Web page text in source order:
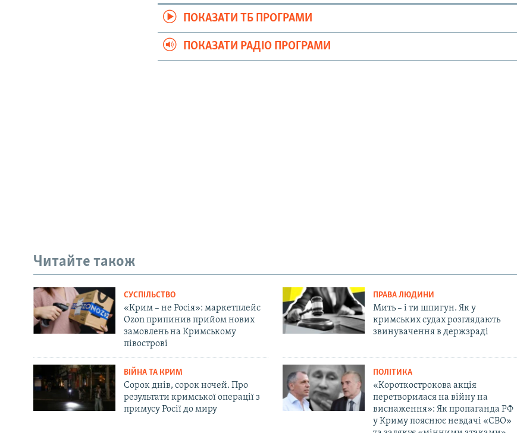
ПОКАЗАТИ ТБ ПРОГРАМИ
ПОКАЗАТИ РАДІО ПРОГРАМИ
Читайте також
СУСПІЛЬСТВО
«Крим – не Росія»: маркетплейс
Ozon припинив прийом нових
замовлень на Кримському
півострові
ПРАВА ЛЮДИНИ
Мить – і ти шпигун. Як у
кримських судах розглядають
звинувачення в держзраді
ВІЙНА ТА КРИМ
Сорок днів, сорок ночей. Про
результати кримської операції з
примусу Росії до миру
ПОЛІТИКА
«Короткострокова акція
перетворилася на війну на
виснаження»: Як пропаганда РФ
у Криму пояснює невдачі «СВО»